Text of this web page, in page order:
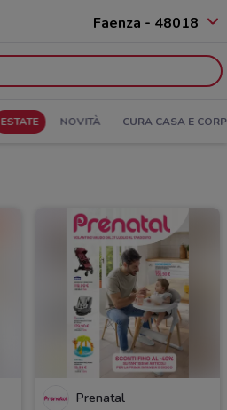
Faenza - 48018
ESTATE NOVITÀ CURA CASA E
Prenatal